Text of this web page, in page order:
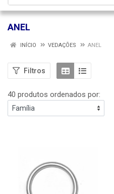
ANEL
INÍCIO VEDAÇÕES ANEL
Filtros
40 produtos ordenados por: